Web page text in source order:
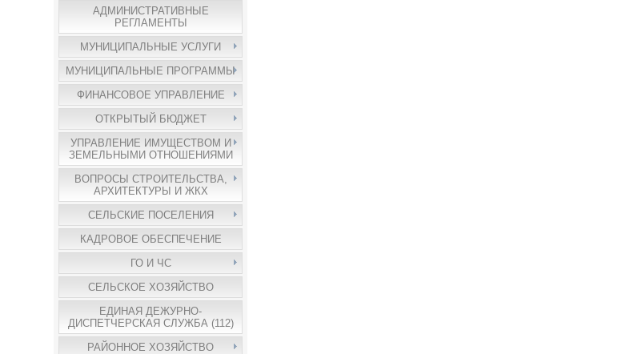
АДМИНИСТРАТИВНЫЕ
РЕГЛАМЕНТЫ
МУНИЦИПАЛЬНЫЕ УСЛУГИ
МУНИЦИПАЛЬНЫЕ ПРОГРАММЫ
ФИНАНСОВОЕ УПРАВЛЕНИЕ
ОТКРЫТЫЙ БЮДЖЕТ
УПРАВЛЕНИЕ ИМУЩЕСТВОМ И
ЗЕМЕЛЬНЫМИ ОТНОШЕНИЯМИ
ВОПРОСЫ СТРОИТЕЛЬСТВА,
АРХИТЕКТУРЫ И ЖКХ
СЕЛЬСКИЕ ПОСЕЛЕНИЯ
КАДРОВОЕ ОБЕСПЕЧЕНИЕ
ГО И ЧС
СЕЛЬСКОЕ ХОЗЯЙСТВО
ЕДИНАЯ ДЕЖУРНО-
ДИСПЕТЧЕРСКАЯ СЛУЖБА (112)
РАЙОННОЕ ХОЗЯЙСТВО